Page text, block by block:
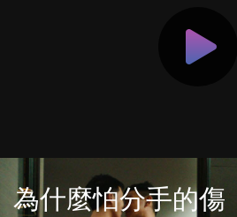
為什麼怕分手的傷